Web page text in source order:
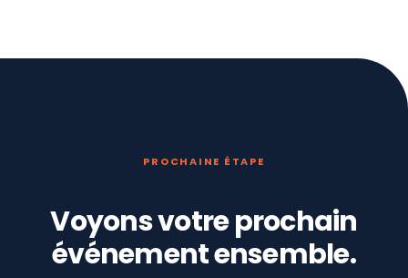
PROCHAINE ÉTAPE
Voyons votre prochain
événement ensemble.